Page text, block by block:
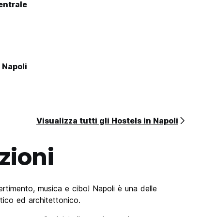
Visualizza tutti gli Hostels in Napoli
musica e cibo! Napoli è una delle
ed architettonico.